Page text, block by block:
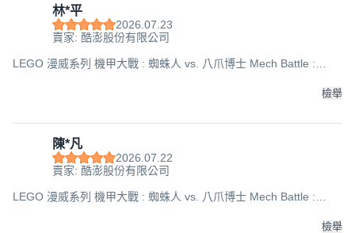
林*平
2026.07.23
賣家: 酷澎股份有限公司
LEGO 漫威系列 機甲大戰 : 蜘蛛人 vs. 八爪博士 Mech Battle :
檢舉
陳*凡
2026.07.22
賣家: 酷澎股份有限公司
LEGO 漫威系列 機甲大戰 : 蜘蛛人 vs. 八爪博士 Mech Battle :
檢舉